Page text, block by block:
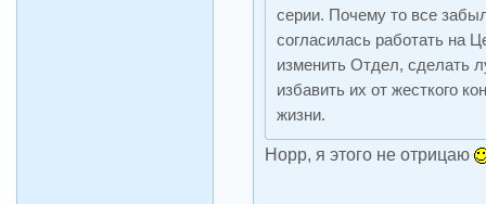
серии. Почему то все
согласилась работать на
изменить Отдел, сделать
избавить их от жесткого
жизни.
Норр, я этого не отрицаю